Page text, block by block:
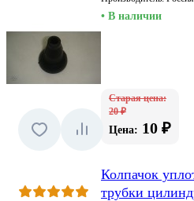
• В наличии
Старая цена:
20 ₽
Цена: 10 ₽
Колпачок
трубки